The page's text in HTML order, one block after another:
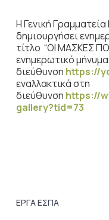
Η Γενική
δημιουργήσει
τίτλο “ΟΙ ΜΑΣΚΕΣ
ενημερωτικό
διεύθυνση https://
εναλλακτικά στη
διεύθυνση https://
gallery?tid=73
ΕΡΓΑ ΕΣΠΑ